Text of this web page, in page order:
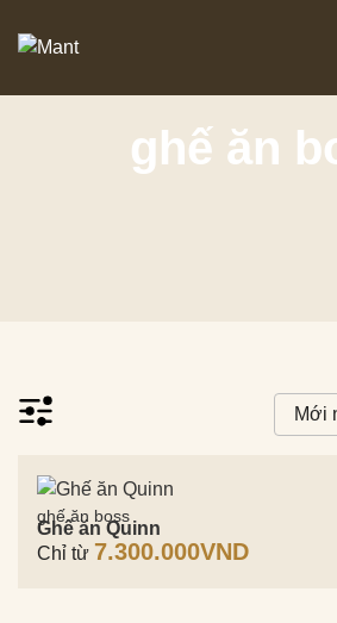
ghế ăn
ghế ăn boss
Ghế ăn Quinn
Chỉ từ 7.300.000VND